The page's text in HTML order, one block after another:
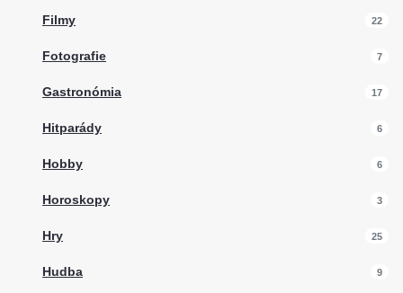
Filmy 22
Fotografie 7
Gastronómia 17
Hitparády 6
Hobby 6
Horoskopy 3
Hry 25
Hudba 9